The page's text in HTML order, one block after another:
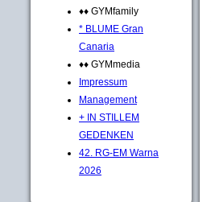
♦♦ GYMfamily
* BLUME Gran
Canaria
♦♦ GYMmedia
Impressum
Management
+ IN STILLEM
GEDENKEN
42. RG-EM Warna
2026